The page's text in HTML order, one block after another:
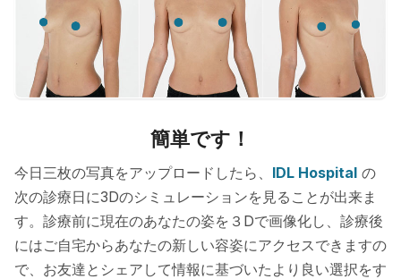
簡単です！
今日三枚の写真をアップロードしたら、 IDL Hospital の
次の診療日に3Dのシミュレーションを見ることが出来ま
す。診療前に現在のあなたの姿を３Dで画像化し、診療後
にはご自宅からあなたの新しい容姿にアクセスできますの
で、お友達とシェアして情報に基づいたより良い選択をす